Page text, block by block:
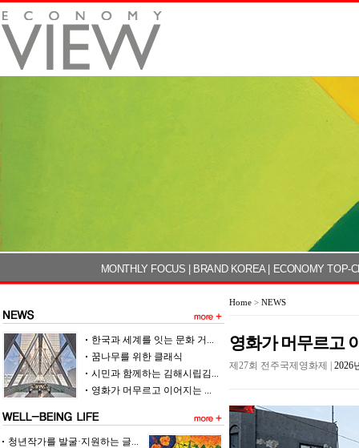
MONTHLY FOCUS BRAND KOREA| ECONOMY TOP-
한국과 세계를 잇는 문화 거...
꿈나무를 위한 클래식
시민과 함께하는 김해시립김...
영화가 머무르고 이어지는 ...
청년작가를 발굴·지원하는 글...
Home > NEWS
영화가 머무르고
제27회 전주국제영화제 | 2026